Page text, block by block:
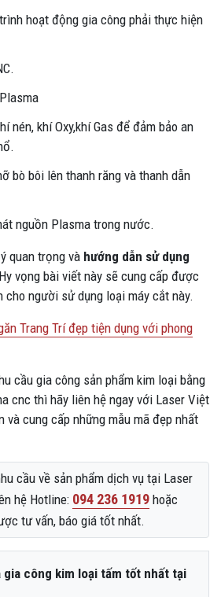
hoạt động gia công phải thực hiện
nén, khí Oxy,khí Gas để đảm bảo an
bò bôi lên thanh răng và thanh dẫn
nguồn Plasma trong nước.
quan trọng và hướng dẫn sử dụng
vọng bài viết này sẽ cung cấp được
người sử dụng loại máy cắt này.
Trang Trí đẹp tiện dụng với phong
cầu gia công sản phẩm kim loại bằng
cnc thì hãy liên hệ ngay với Laser Việt
cung cấp những mẫu mã đẹp nhất
cầu về sản phẩm dịch vụ tại Laser
hệ Hotline: 094 236 1919 hoặc
tư vấn, báo giá tốt nhất.
gia công kim loại tấm tốt nhất tại